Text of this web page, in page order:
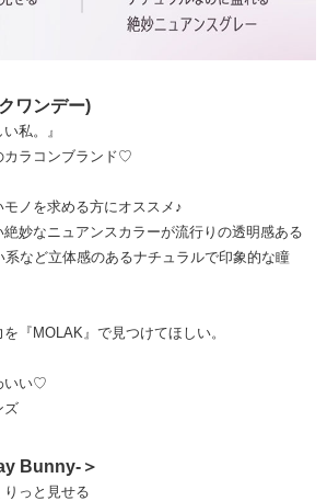
ワンデー)
私。』
カラコンブランド♡
モノを求める方にオススメ♪
妙なニュアンスカラーが流行りの透明感ある
など立体感のあるナチュラルで印象的な瞳
『MOLAK』で見つけてほしい。
いい♡
ズ
Bunny-＞
っと見せる